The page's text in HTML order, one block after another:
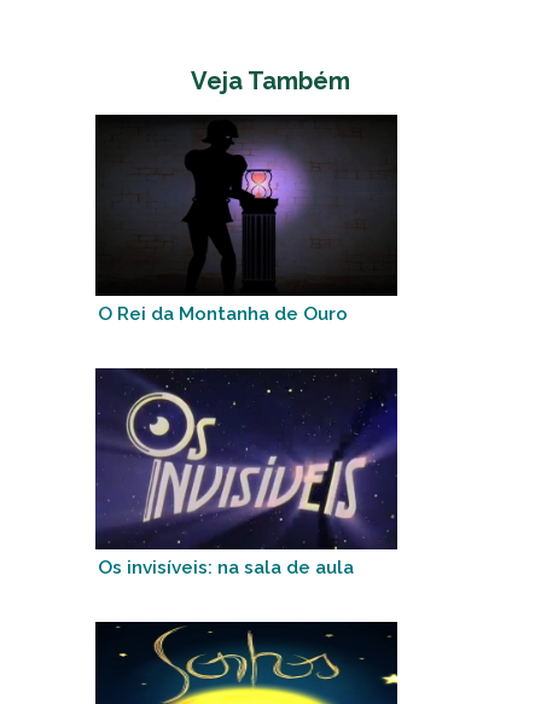
Veja Também
O Rei da Montanha de Ouro
Os invisíveis: na sala de aula